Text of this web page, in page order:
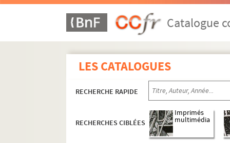
Catalogue
LES CATALOGUES
RECHERCHE RAPIDE
RECHERCHES CIBLÉES
Imprimés
multimédia